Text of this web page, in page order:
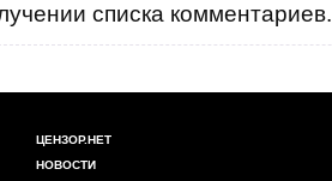
списка комментариев.
ЦЕНЗОР.НЕТ
НОВОСТИ